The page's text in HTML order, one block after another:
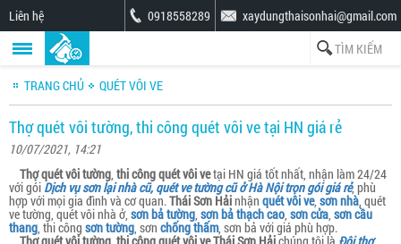
Liên hệ xaydungthaisonhai@gmail.com
0918558289
TRANG CHỦ QUÉT VÔI VE
Thợ quét vôi tường, thi công quét vôi ve tại HN giá rẻ
10/07/2021, 14:21
Thợ quét vôi tường, thi công quét vôi vetại HN giá tốt nhất, nhận làm 24/24
với gói Dịch vụ sơn lại nhà cũ, quét ve tường cũ ở Hà Nội trọn gói giá rẻ, phù
hợp với mọi gia đình và cơ quan.Thái Sơn Hảinhận quét vôi ve, sơn nhà, quét
ve tường, quét vôi nhà ở, sơn bả tường, sơn bả thạch cao, sơn cửa, sơn cầu
thang, thi công sơn tường, sơn chống thấm, sơn bả với giá phù hợp.